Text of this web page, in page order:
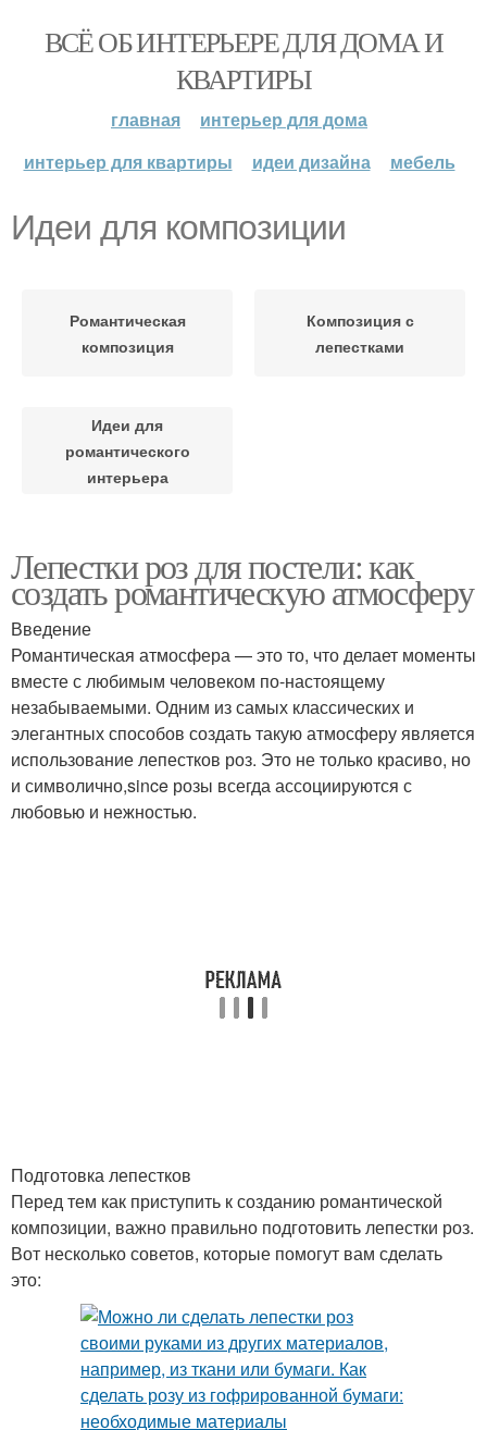
ВСЁ ОБ ИНТЕРЬЕРЕ ДЛЯ ДОМА И
КВАРТИРЫ
главная
интерьер для дома
интерьер для квартиры
идеи дизайна мебель
Идеи для композиции
Романтическая
композиция
Композиция с
лепестками
Идеи для
романтического
интерьера
Лепестки роз для постели: как
создать романтическую атмосферу
Введение
Романтическая атмосфера — это то, что делает моменты
вместе с любимым человеком по-настоящему
незабываемыми. Одним из самых классических и
элегантных способов создать такую атмосферу является
использование лепестков роз. Это не только красиво, но
и символично,since розы всегда ассоциируются с
любовью и нежностью.
Подготовка лепестков
Перед тем как приступить к созданию романтической
композиции, важно правильно подготовить лепестки роз.
Вот несколько советов, которые помогут вам сделать
это: